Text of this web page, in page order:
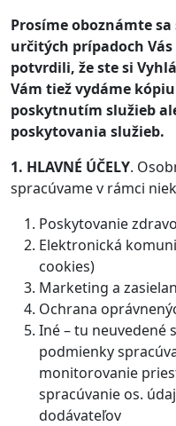
Prosíme oboznámte
určitých prípadoch
potvrdili, že ste si
Vám tiež vydáme
poskytnutím služieb
poskytovania služieb.
1. HLAVNÉ ÚČELY.
spracúvame v rámci
Poskytovanie
Elektronická
cookies)
Marketing a
Ochrana
Iné – tu neuvedené
podmienky
monitorovanie
spracúvanie os.
dodávateľov